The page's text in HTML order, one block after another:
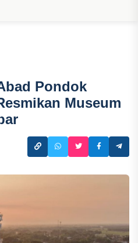
Pondok
Museum